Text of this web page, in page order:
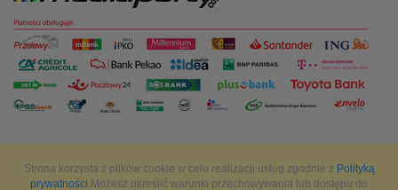
Strona korzysta z plików cookie w celu realizacji usług zgodnie z Polityką
prywatności.Możesz określić warunki przechowywania lub dostępu do